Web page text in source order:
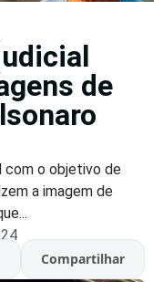
de
com o objetivo de
a imagem de
Compartilhar